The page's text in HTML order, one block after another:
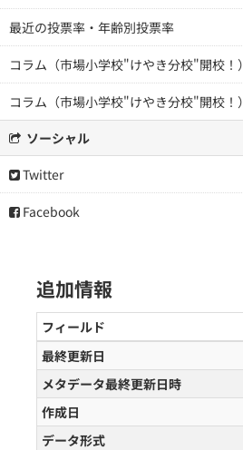
最近の投票率・年齢別投票率
コラム（市場小学校"けやき分校"開校！）
コラム（市場小学校"けやき分校"開校！）
ソーシャル
Twitter
Facebook
追加情報
フィールド
最終更新日
メタデータ最終更新日時
作成日
データ形式